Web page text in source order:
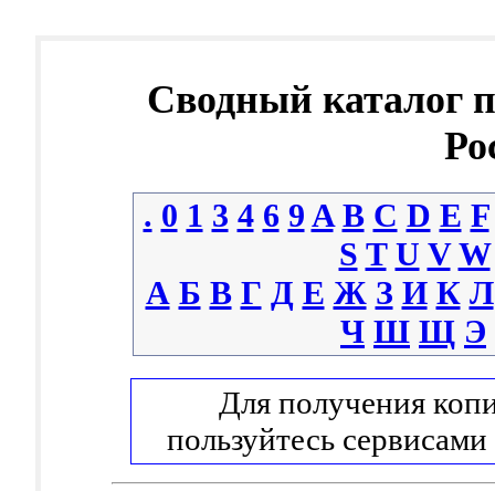
Сводный каталог
. 0 1 3 4 6 9 A B C D E F
S T U V W
А Б В Г Д Е Ж З И К Л
Ч Ш Щ Э
Для получения
пользуйтесь сервисами